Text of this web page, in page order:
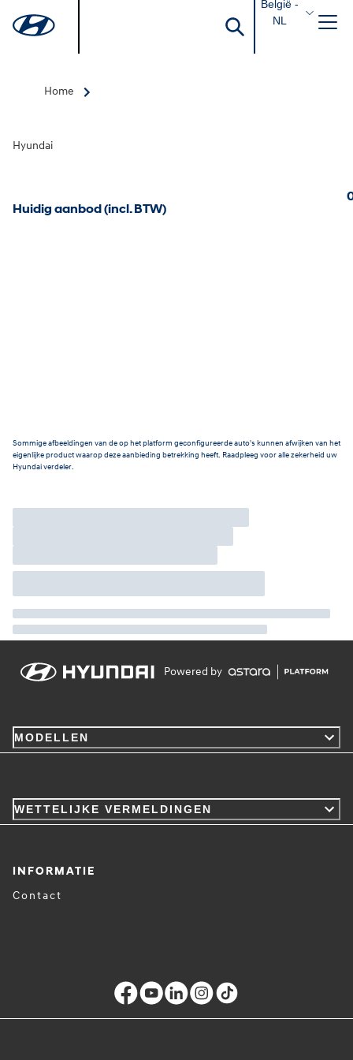
België -
NL
Home
Hyundai
Huidig aanbod (incl. BTW)
Sommige afbeeldingen van de op het platform geconfigureerde auto's kunnen afwijken van het
eigenlijke product waarop deze aanbieding betrekking heeft. Raadpleeg voor alle zekerheid uw
Hyundai verdeler.
Powered by
MODELLEN
WETTELIJKE VERMELDINGEN
INFORMATIE
Contact